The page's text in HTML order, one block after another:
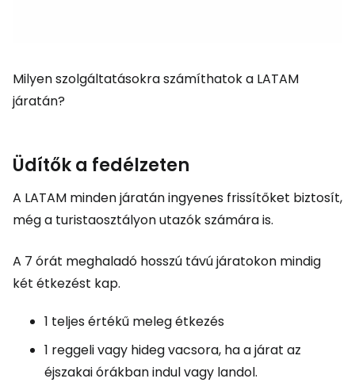
Milyen szolgáltatásokra számíthatok a LATAM
járatán?
Üdítők a fedélzeten
A LATAM minden járatán ingyenes frissítőket biztosít,
még a turistaosztályon utazók számára is.
A 7 órát meghaladó hosszú távú járatokon mindig
két étkezést kap.
1 teljes értékű meleg étkezés
1 reggeli vagy hideg vacsora, ha a járat az
éjszakai órákban indul vagy landol.